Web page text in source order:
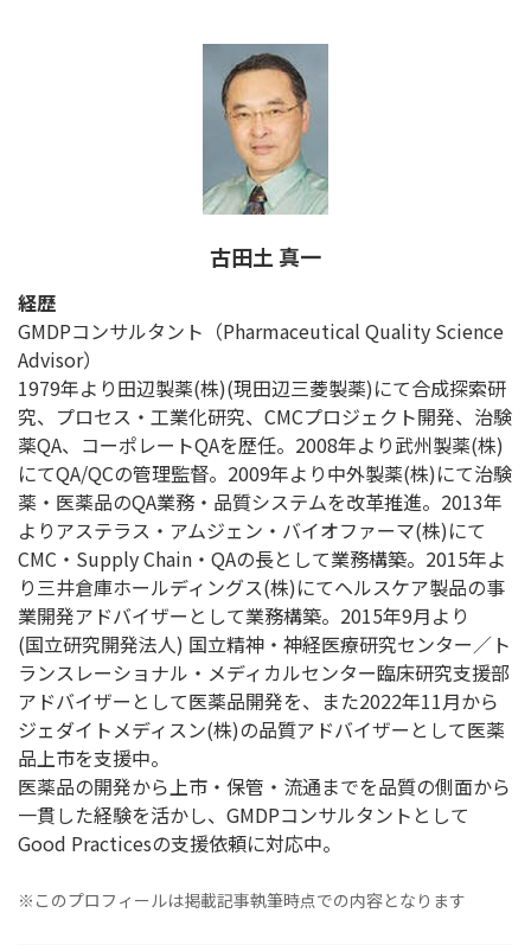
古田土 真一
経歴
GMDPコンサルタント（Pharmaceutical Quality Science
Advisor）
1979年より田辺製薬(株)(現田辺三菱製薬)にて合成探索研
究、プロセス・工業化研究、CMCプロジェクト開発、治験
薬QA、コーポレートQAを歴任。2008年より武州製薬(株)
にてQA/QCの管理監督。2009年より中外製薬(株)にて治験
薬・医薬品のQA業務・品質システムを改革推進。2013年
よりアステラス・アムジェン・バイオファーマ(株)にて
CMC・Supply Chain・QAの長として業務構築。2015年よ
り三井倉庫ホールディングス(株)にてヘルスケア製品の事
業開発アドバイザーとして業務構築。2015年9月より
(国立研究開発法人) 国立精神・神経医療研究センター／ト
ランスレーショナル・メディカルセンター臨床研究支援部
アドバイザーとして医薬品開発を、また2022年11月から
ジェダイトメディスン(株)の品質アドバイザーとして医薬
品上市を支援中。
医薬品の開発から上市・保管・流通までを品質の側面から
一貫した経験を活かし、GMDPコンサルタントとして
Good Practicesの支援依頼に対応中。
※このプロフィールは掲載記事執筆時点での内容となります